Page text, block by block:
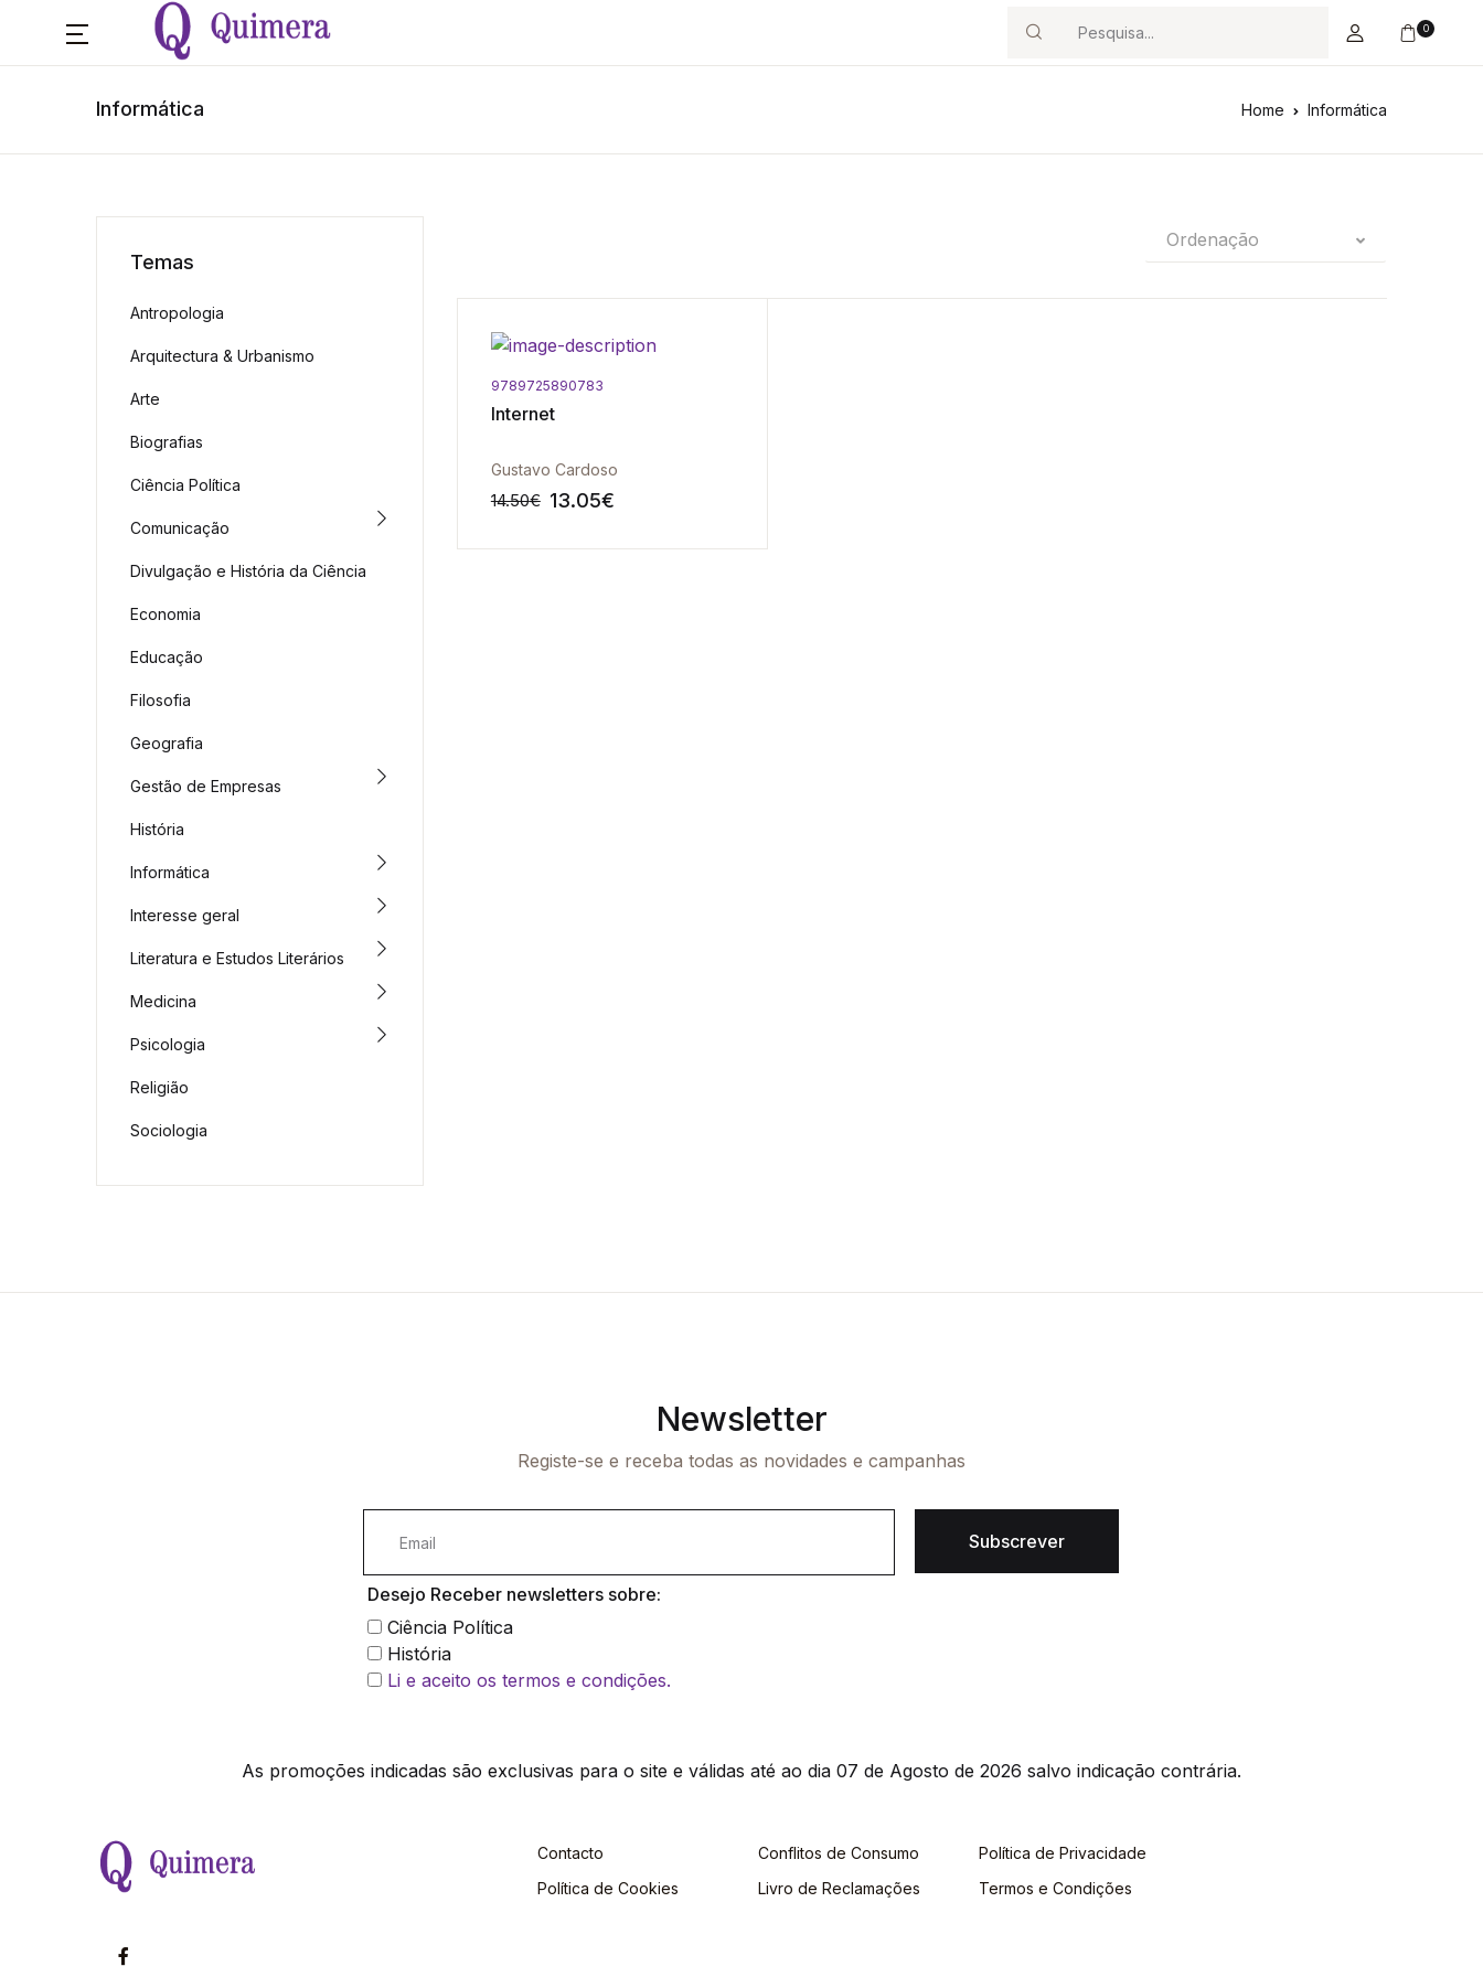
Search
0
Informática Home Informática
Ordenação
9789725890783
Internet
Gustavo Cardoso
14.50€ 13.05€
Temas
Antropologia
Arquitectura & Urbanismo
Arte
Biografias
Ciência Política
Comunicação
Divulgação e História da Ciência
Economia
Educação
Filosofia
Geografia
Gestão de Empresas
História
Informática
Interesse geral
Literatura e Estudos Literários
Medicina
Psicologia
Religião
Sociologia
Newsletter
Registe-se e receba todas as novidades e campanhas
Subscrever
Desejo Receber newsletters sobre:
Ciência Política
História
Li e aceito os termos e condições.
As promoções indicadas são exclusivas para o site e válidas até ao dia 07 de Agosto de 2026 salvo indicação contrária.
Contacto
Política de Cookies
Conflitos de Consumo
Livro de Reclamações
Política de Privacidade
Termos e Condições